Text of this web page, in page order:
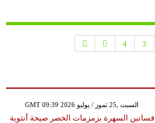
3
4
GMT 09:39 2026 السبت ,25 تموز / يوليو
فساتين السهرة بزمزمات الخصر صيحة أنثوية